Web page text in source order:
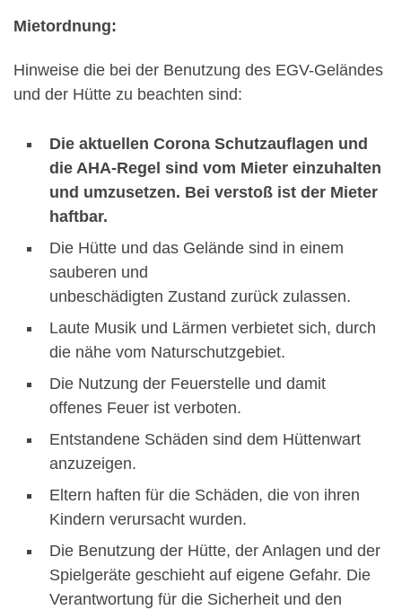
Mietordnung:
Hinweise die bei der Benutzung des EGV-Geländes
und der Hütte zu beachten sind:
Die aktuellen Corona Schutzauflagen und
die AHA-Regel sind vom Mieter einzuhalten
und umzusetzen. Bei verstoß ist der Mieter
haftbar.
Die Hütte und das Gelände sind in einem
sauberen und
unbeschädigten Zustand zurück zulassen.
Laute Musik und Lärmen verbietet sich, durch
die nähe vom Naturschutzgebiet.
Die Nutzung der Feuerstelle und damit
offenes Feuer ist verboten.
Entstandene Schäden sind dem Hüttenwart
anzuzeigen.
Eltern haften für die Schäden, die von ihren
Kindern verursacht wurden.
Die Benutzung der Hütte, der Anlagen und der
Spielgeräte geschieht auf eigene Gefahr. Die
Verantwortung für die Sicherheit und den